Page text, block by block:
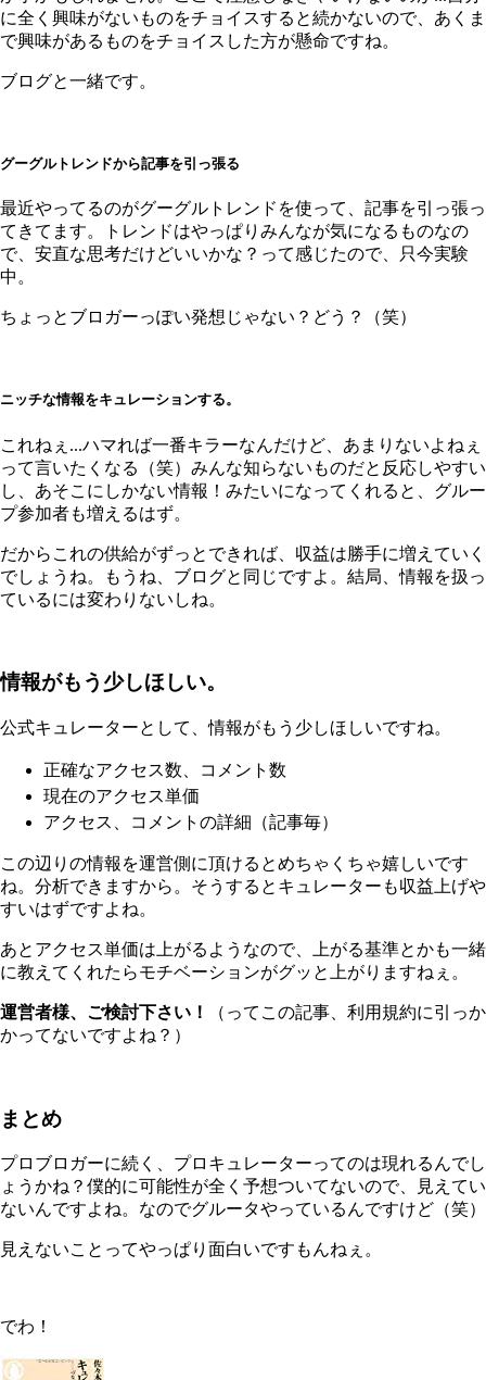
に全く興味がないものをチョイスすると続かないので、あくま
で興味があるものをチョイスした方が懸命ですね。
ブログと一緒です。
グーグルトレンドから記事を引っ張る
最近やってるのがグーグルトレンドを使って、記事を引っ張っ
てきてます。トレンドはやっぱりみんなが気になるものなの
で、安直な思考だけどいいかな？って感じたので、只今実験
中。
ちょっとブロガーっぽい発想じゃない？どう？（笑）
ニッチな情報をキュレーションする。
これねぇ...ハマれば一番キラーなんだけど、あまりないよねぇ
って言いたくなる（笑）みんな知らないものだと反応しやすい
し、あそこにしかない情報！みたいになってくれると、グルー
プ参加者も増えるはず。
だからこれの供給がずっとできれば、収益は勝手に増えていく
でしょうね。もうね、ブログと同じですよ。結局、情報を扱っ
ているには変わりないしね。
情報がもう少しほしい。
公式キュレーターとして、情報がもう少しほしいですね。
正確なアクセス数、コメント数
現在のアクセス単価
アクセス、コメントの詳細（記事毎）
この辺りの情報を運営側に頂けるとめちゃくちゃ嬉しいです
ね。分析できますから。そうするとキュレーターも収益上げや
すいはずですよね。
あとアクセス単価は上がるようなので、上がる基準とかも一緒
に教えてくれたらモチベーションがグッと上がりますねぇ。
運営者様、ご検討下さい！
（ってこの記事、利用規約に引っか
かってないですよね？）
まとめ
プロブロガーに続く、プロキュレーターってのは現れるんでし
ょうかね？僕的に可能性が全く予想ついてないので、見えてい
ないんですよね。なのでグルータやっているんですけど（笑）
見えないことってやっぱり面白いですもんねぇ。
でわ！